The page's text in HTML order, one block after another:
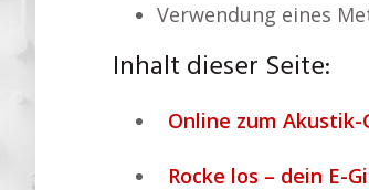
Verwendung eines
Inhalt dieser Seite:
Online zum
Rocke los – dein E-